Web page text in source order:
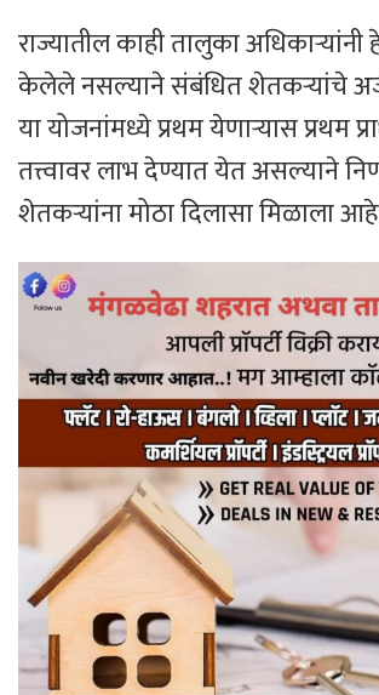
राज्यातील काही तालुका
केलेले नसल्याने संबंधित शेतकऱ्यांचे
या योजनांमध्ये प्रथम येणाऱ्यास प्रथम
तत्त्वावर लाभ देण्यात येत असल्याने
शेतकऱ्यांना मोठा दिलासा मिळाला